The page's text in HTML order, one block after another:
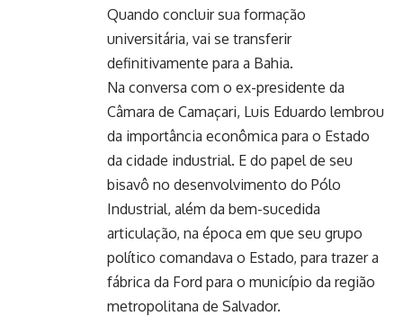
Quando concluir sua formação
universitária, vai se transferir
definitivamente para a Bahia.
Na conversa com o ex-presidente da
Câmara de Camaçari, Luis Eduardo lembrou
da importância econômica para o Estado
da cidade industrial. E do papel de seu
bisavô no desenvolvimento do Pólo
Industrial, além da bem-sucedida
articulação, na época em que seu grupo
político comandava o Estado, para trazer a
fábrica da Ford para o município da região
metropolitana de Salvador.